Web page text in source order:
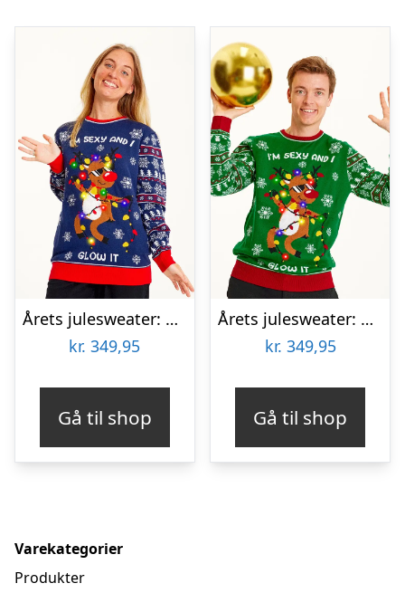
Årets julesweater: Sexy And I Glow It Blå – dame / kvinder. Ugly Christmas Sweater lavet i Danmark
kr. 349,95
Gå til shop
Årets julesweater: Sexy And I Glow It Grøn – herre / mænd. Ugly Christmas Sweater lavet i Danmark
kr. 349,95
Gå til shop
Varekategorier
Produkter